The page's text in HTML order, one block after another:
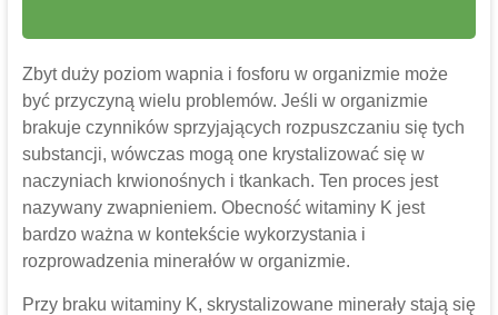
Zbyt duży poziom wapnia i fosforu w organizmie może
być przyczyną wielu problemów. Jeśli w organizmie
brakuje czynników sprzyjających rozpuszczaniu się tych
substancji, wówczas mogą one krystalizować się w
naczyniach krwionośnych i tkankach. Ten proces jest
nazywany zwapnieniem. Obecność witaminy K jest
bardzo ważna w kontekście wykorzystania i
rozprowadzenia minerałów w organizmie.
Przy braku witaminy K, skrystalizowane minerały stają się